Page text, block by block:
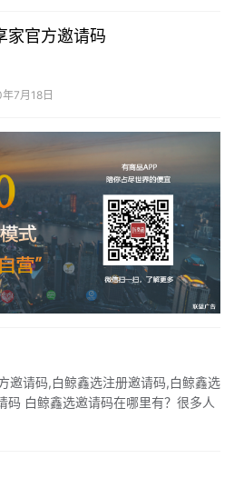
家官方邀请码
7月18日
邀请码,白鲸鑫选注册邀请码,白鲸鑫选
白鲸鑫选邀请码在哪里有？很多人
白鲸鑫选都难，现在我发出…